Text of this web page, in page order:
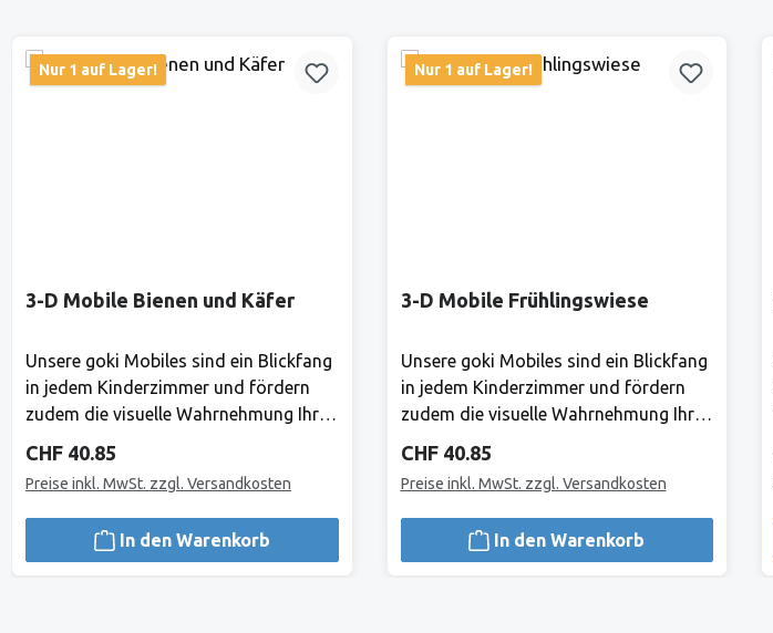
Nur 1 auf Lager!
3-D Mobile Bienen und Käfer
Unsere goki Mobiles sind ein Blickfang
in jedem Kinderzimmer und fördern
zudem die visuelle Wahrnehmung Ihres
Neues zu entdecken! Mond und Sterne
laden zu himmlischen Träumen ein.
Holz, 18 TeileHerstellerAlles, was Goki
tut, tut Goki für Kinder.1981 haben
Regulärer Preis:
CHF 40.85
Preise inkl. MwSt. zzgl. Versandkosten
In den Warenkorb
Nur 1 auf Lager!
3-D Mobile Frühlingswiese
Unsere goki Mobiles sind ein Blickfang
in jedem Kinderzimmer und fördern
zudem die visuelle Wahrnehmung Ihres
Neues zu entdecken! Mond und Sterne
laden zu himmlischen Träumen ein.
Holz, 18 TeileHerstellerAlles, was Goki
tut, tut Goki für Kinder.1981 haben
Regulärer Preis:
CHF 40.85
Preise inkl. MwSt. zzgl. Versandkosten
In den Warenkorb